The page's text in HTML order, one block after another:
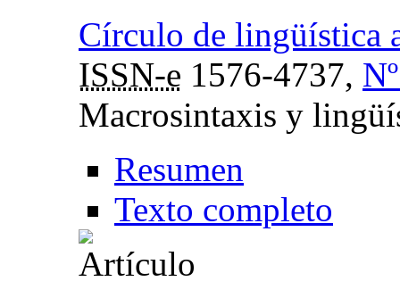
Círculo de lingüística
ISSN-e 1576-4737,
Macrosintaxis y
Resumen
Texto completo